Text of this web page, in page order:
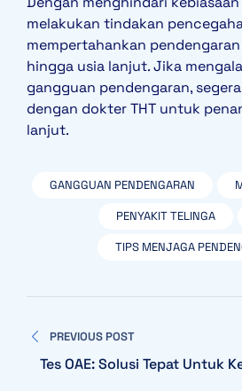
melakukan tindakan
mempertahankan
hingga usia lanjut. Jika
gangguan pendengaran,
dengan dokter THT untuk
lanjut.
GANGGUAN PENDENGARAN
PENYAKIT TELINGA
TIPS MENJAGA
pos
PREVIOUS POST
Tes OAE: Solusi Tepat Untuk